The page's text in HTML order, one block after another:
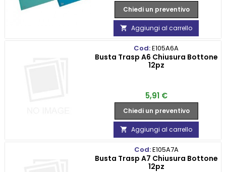
Chiedi un preventivo
 Aggiungi al carrello
Cod:E105A6A
Busta Trasp A6 Chiusura Bottone
12pz
Prezzo
5,91 €
Chiedi un preventivo
 Aggiungi al carrello
Cod:E105A7A
Busta Trasp A7 Chiusura Bottone
12pz